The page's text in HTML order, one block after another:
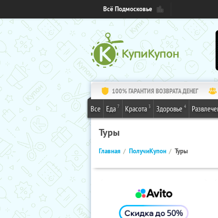
Всё Подмосковье
100% ГАРАНТИЯ ВОЗВРАТА ДЕНЕГ
Все Еда 7 Красота 3 Здоровье 4
Туры
Главная ПолучиКупон Туры